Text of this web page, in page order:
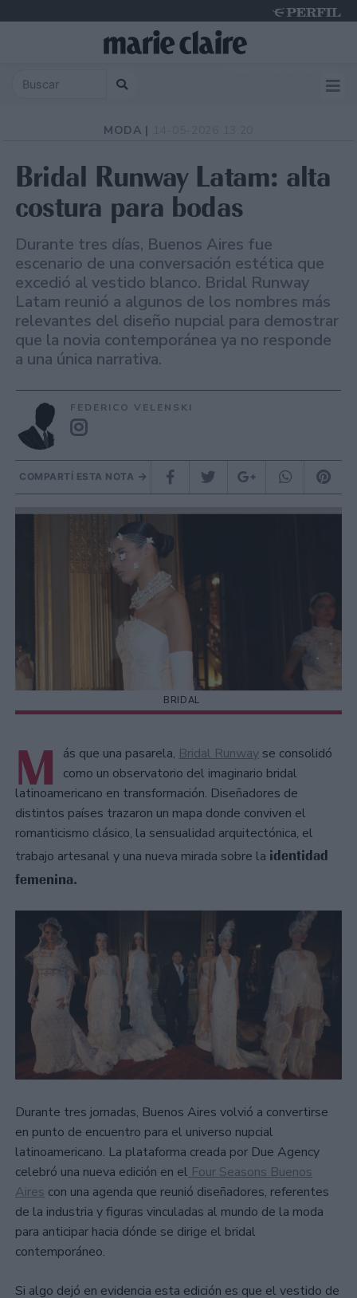
MODA |
Bridal Runway Latam: alta
costura para bodas
Durante tres días, Buenos Aires fue
escenario de una conversación estética que
excedió al vestido blanco. Bridal Runway
Latam reunió a algunos de los nombres más
relevantes del diseño nupcial para demostrar
que la novia contemporánea ya no responde
a una única narrativa.
FEDERICO VELENSKI
COMPARTÍ ESTA NOTA
BRIDAL
M ás que una pasarela, Bridal Runway se consolidó
como un observatorio del imaginario bridal
latinoamericano en transformación. Diseñadores de
distintos países trazaron un mapa donde conviven el
romanticismo clásico, la sensualidad arquitectónica, el
trabajo artesanal y una nueva mirada sobre la identidad
femenina.
Durante tres jornadas, Buenos Aires volvió a convertirse
en punto de encuentro para el universo nupcial
latinoamericano. La plataforma creada por Due Agency
celebró una nueva edición en el Four Seasons Buenos
Aires con una agenda que reunió diseñadores, referentes
de la industria y figuras vinculadas al mundo de la moda
para anticipar hacia dónde se dirige el bridal
contemporáneo.
Si algo dejó en evidencia esta edición es que el vestido de